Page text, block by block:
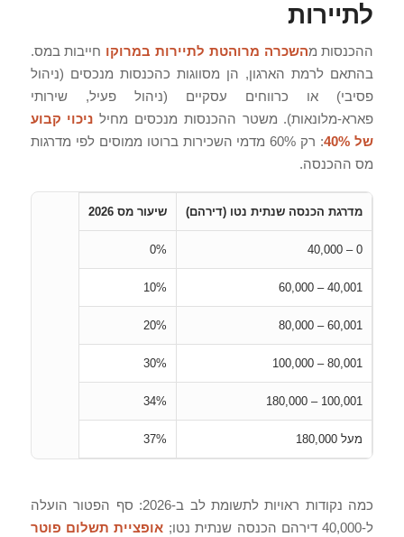
לתיירות
ההכנסות מהשכרה מרוהטת לתיירות במרוקו חייבות במס.
בהתאם לרמת הארגון, הן מסווגות כהכנסות מנכסים (ניהול
פסיבי) או כרווחים עסקיים (ניהול פעיל, שירותי
פארא-מלונאות). משטר ההכנסות מנכסים מחיל ניכוי קבוע
של 40%
: רק 60% מדמי השכירות ברוטו ממוסים לפי מדרגות
מס ההכנסה.
מדרגת הכנסה שנתית נטו (דירהם) שיעור מס 2026
0 – 40,000
0%
40,001 – 60,000
10%
60,001 – 80,000
20%
80,001 – 100,000
30%
100,001 – 180,000
34%
מעל 180,000 37%
כמה נקודות ראויות לתשומת לב ב-2026: סף הפטור הועלה
ל-40,000 דירהם הכנסה שנתית נטו;
אופציית תשלום פוטר